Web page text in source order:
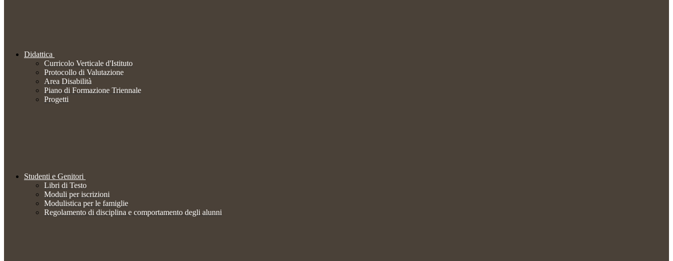
Didattica
Curricolo Verticale d'Istituto
Protocollo di Valutazione
Area Disabilità
Piano di Formazione Triennale
Progetti
Studenti e Genitori
Libri di Testo
Moduli per iscrizioni
Modulistica per le famiglie
Regolamento di disciplina e comportamento degli alunni